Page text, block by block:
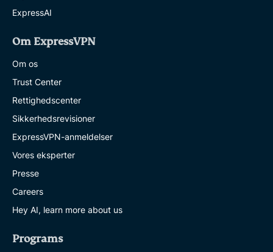
ExpressAI
Om ExpressVPN
Om os
Trust Center
Rettighedscenter
Sikkerhedsrevisioner
ExpressVPN-anmeldelser
Vores eksperter
Presse
Careers
Hey AI, learn more about us
Programs